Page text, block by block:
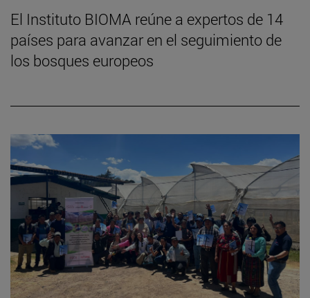
El Instituto BIOMA reúne a expertos de 14
países para avanzar en el seguimiento de
los bosques europeos